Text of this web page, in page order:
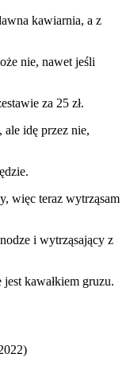
kawiarnia, a z
nie, nawet jeśli
za 25 zł.
ale idę przez nie,
więc teraz wytrząsam
i wytrząsający z
kawałkiem gruzu.